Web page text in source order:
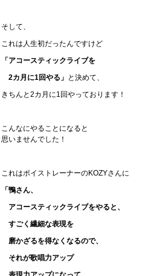
そして、
これは人生初だったんですけど
「アコースティックライブを
2カ月に1回やる」 と決めて、
きちんと2カ月に1回やっております！
こんなにやることになると
思いませんでした！
これはボイストレーナーのKOZYさんに
「鴨さん、
アコースティックライブをやると、
すごく繊細な表現を
磨かざるを得なくなるので、
それが歌唱力アップ